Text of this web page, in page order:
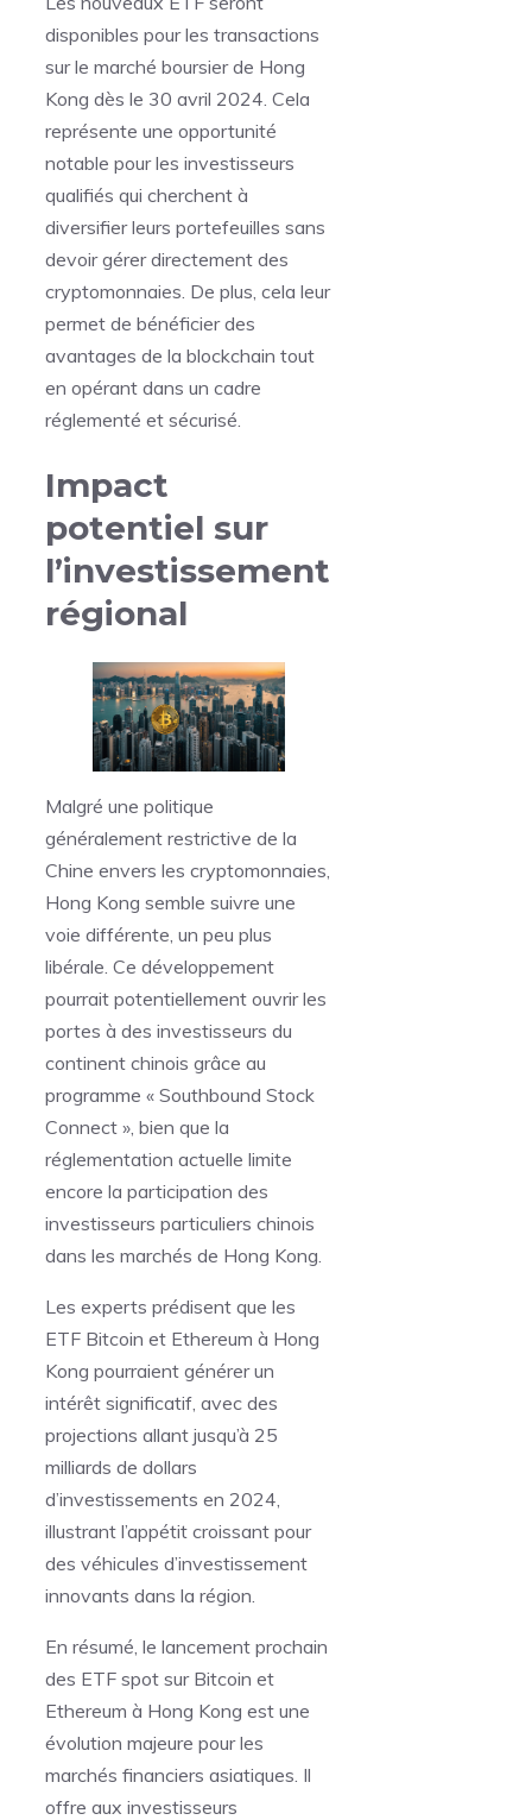
disponibles pour les transactions
sur le marché boursier de Hong
Kong dès le 30 avril 2024. Cela
représente une opportunité
notable pour les investisseurs
qualifiés qui cherchent à
diversifier leurs portefeuilles sans
devoir gérer directement des
cryptomonnaies. De plus, cela leur
permet de bénéficier des
avantages de la blockchain tout
en opérant dans un cadre
réglementé et sécurisé.
Impact
potentiel sur
l’investissement
régional
Malgré une politique
généralement restrictive de la
Chine envers les cryptomonnaies,
Hong Kong semble suivre une
voie différente, un peu plus
libérale. Ce développement
pourrait potentiellement ouvrir les
portes à des investisseurs du
continent chinois grâce au
programme « Southbound Stock
Connect », bien que la
réglementation actuelle limite
encore la participation des
investisseurs particuliers chinois
dans les marchés de Hong Kong.
Les experts prédisent que les
ETF Bitcoin et Ethereum à Hong
Kong pourraient générer un
intérêt significatif, avec des
projections allant jusqu’à 25
milliards de dollars
d’investissements en 2024,
illustrant l’appétit croissant pour
des véhicules d’investissement
innovants dans la région.
En résumé, le lancement prochain
des ETF spot sur Bitcoin et
Ethereum à Hong Kong est une
évolution majeure pour les
marchés financiers asiatiques. Il
offre aux investisseurs